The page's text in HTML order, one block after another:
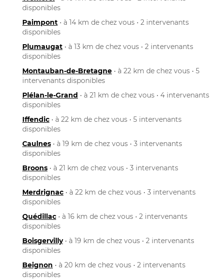
disponibles
Paimpont • à 14 km de chez vous • 2 intervenants
disponibles
Plumaugat • à 13 km de chez vous • 2 intervenants
disponibles
Montauban-de-Bretagne • à 22 km de chez vous • 5
intervenants disponibles
Plélan-le-Grand • à 21 km de chez vous • 4 intervenants
disponibles
Iffendic • à 22 km de chez vous • 5 intervenants
disponibles
Caulnes • à 19 km de chez vous • 3 intervenants
disponibles
Broons • à 21 km de chez vous • 3 intervenants
disponibles
Merdrignac • à 22 km de chez vous • 3 intervenants
disponibles
Quédillac • à 16 km de chez vous • 2 intervenants
disponibles
Boisgervilly• à 19 km de chez vous • 2 intervenants
disponibles
Beignon • à 20 km de chez vous • 2 intervenants
disponibles